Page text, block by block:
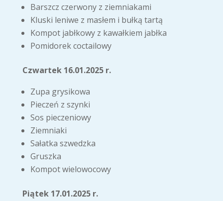
Barszcz czerwony z ziemniakami
Kluski leniwe z masłem i bułką tartą
Kompot jabłkowy z kawałkiem jabłka
Pomidorek coctailowy
Czwartek 16.01.2025 r.
Zupa grysikowa
Pieczeń z szynki
Sos pieczeniowy
Ziemniaki
Sałatka szwedzka
Gruszka
Kompot wielowocowy
Piątek 17.01.2025 r.